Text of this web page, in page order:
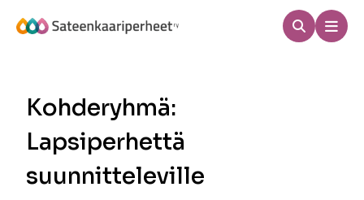
sisältöön
Haku
Kohderyhmä:
Lapsiperhettä
suunnitteleville